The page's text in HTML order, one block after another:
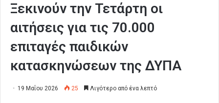
Ξεκινούν την Τετάρτη οι
αιτήσεις για τις 70.000
επιταγές παιδικών
κατασκηνώσεων της ΔΥΠΑ
19 Μαΐου 2026 25 Λιγότερο από ένα λεπτό